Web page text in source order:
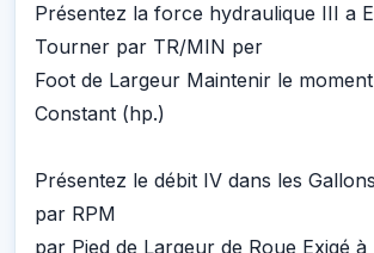
Présentez la force hydraulique III a
Tourner par TR/MIN per
Foot de Largeur Maintenir le
Constant (hp.)
Présentez le débit IV dans les
par RPM
par Pied de Largeur de Roue Exigé à